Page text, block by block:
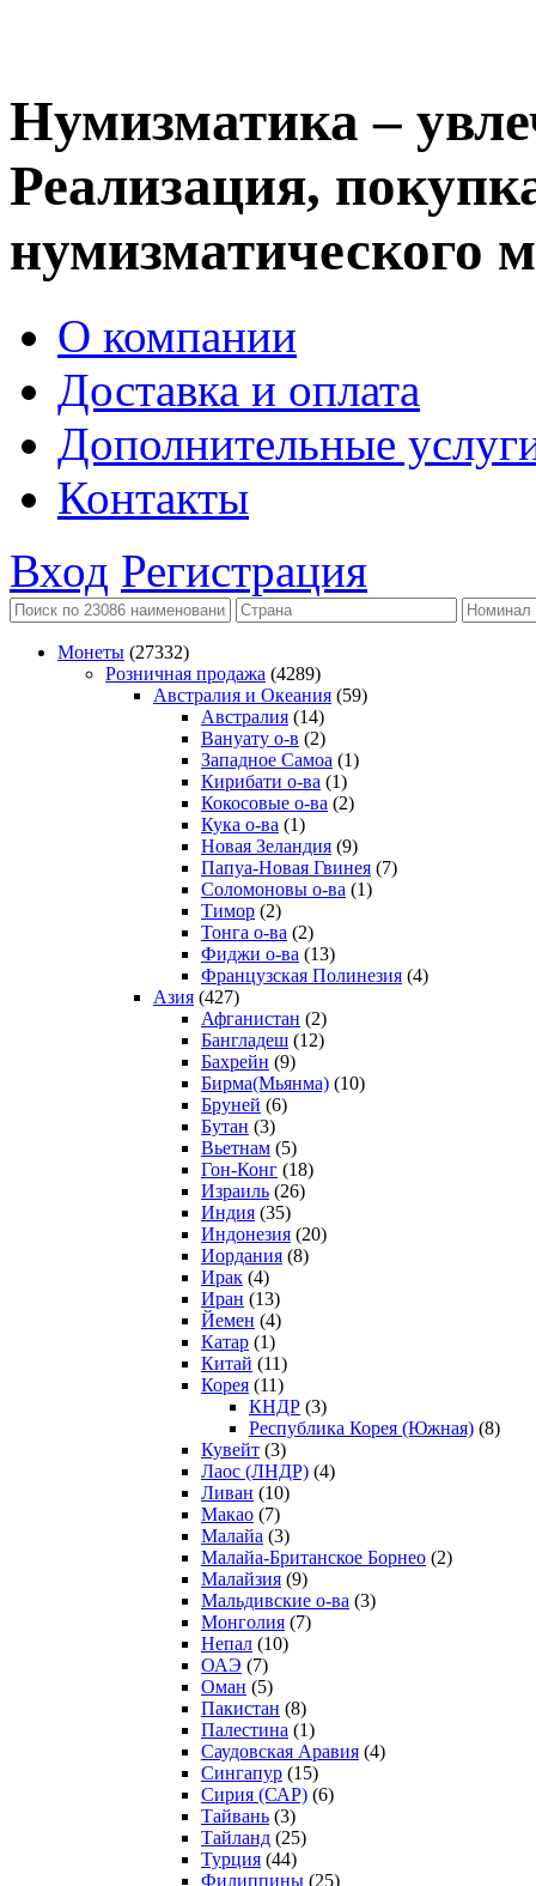
Нумизматика –
Реализация,
нумизматического
О компании
Доставка и оплата
Дополнительные
Контакты
Вход Регистрация
Монеты (27332)
Розничная продажа (4289)
Австралия и Океания (59)
Австралия (14)
Вануату о-в (2)
Западное Самоа (1)
Кирибати о-ва (1)
Кокосовые о-ва (2)
Кука о-ва (1)
Новая Зеландия (9)
Папуа-Новая Гвинея (7)
Соломоновы о-ва (1)
Тимор (2)
Тонга о-ва (2)
Фиджи о-ва (13)
Французская Полинезия (4)
Азия (427)
Афганистан (2)
Бангладеш (12)
Бахрейн (9)
Бирма(Мьянма) (10)
Бруней (6)
Бутан (3)
Вьетнам (5)
Гон-Конг (18)
Израиль (26)
Индия (35)
Индонезия (20)
Иордания (8)
Ирак (4)
Иран (13)
Йемен (4)
Катар (1)
Китай (11)
Корея (11)
КНДР (3)
Республика Корея (Южная) (8)
Кувейт (3)
Лаос (ЛНДР) (4)
Ливан (10)
Макао (7)
Малайа (3)
Малайа-Британское Борнео (2)
Малайзия (9)
Мальдивские о-ва (3)
Монголия (7)
Непал (10)
ОАЭ (7)
Оман (5)
Пакистан (8)
Палестина (1)
Саудовская Аравия (4)
Сингапур (15)
Сирия (САР) (6)
Тайвань (3)
Тайланд (25)
Турция (44)
Филиппины (25)